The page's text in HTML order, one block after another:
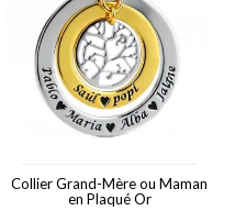
Collier Grand-Mère ou Maman
en Plaqué Or